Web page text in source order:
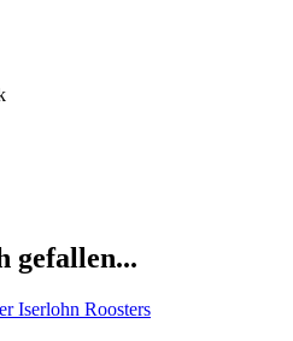
gefallen...